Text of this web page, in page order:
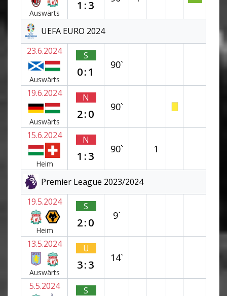
Auswärts
1:3
UEFA EURO 2024
23.6.2024
Auswärts
S
0:1
90`
19.6.2024
Auswärts
N
2:0
90`
15.6.2024
Heim
N
1:3
90` 1
Premier League 2023/2024
19.5.2024
Heim
S
2:0
9`
13.5.2024
Auswärts
U
3:3
14`
5.5.2024 S